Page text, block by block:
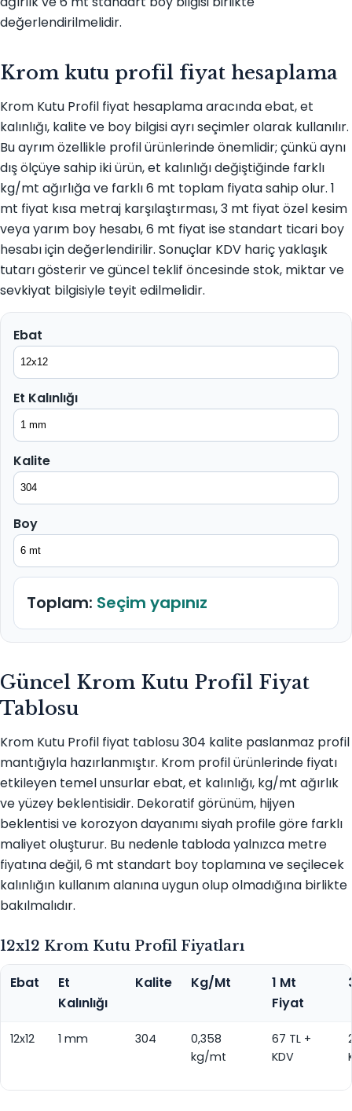
değerlendirilmelidir.
Krom kutu profil fiyat hesaplama
Krom Kutu Profil fiyat hesaplama aracında ebat, et
kalınlığı, kalite ve boy bilgisi ayrı seçimler olarak kullanılır.
Bu ayrım özellikle profil ürünlerinde önemlidir; çünkü aynı
dış ölçüye sahip iki ürün, et kalınlığı değiştiğinde farklı
kg/mt ağırlığa ve farklı 6 mt toplam fiyata sahip olur. 1
mt fiyat kısa metraj karşılaştırması, 3 mt fiyat özel kesim
veya yarım boy hesabı, 6 mt fiyat ise standart ticari boy
hesabı için değerlendirilir. Sonuçlar KDV hariç yaklaşık
tutarı gösterir ve güncel teklif öncesinde stok, miktar ve
sevkiyat bilgisiyle teyit edilmelidir.
Ebat
Et Kalınlığı
Kalite
Boy
Toplam: Seçim yapınız
Güncel Krom Kutu Profil Fiyat
Tablosu
Krom Kutu Profil fiyat tablosu 304 kalite paslanmaz profil
mantığıyla hazırlanmıştır. Krom profil ürünlerinde fiyatı
etkileyen temel unsurlar ebat, et kalınlığı, kg/mt ağırlık
ve yüzey beklentisidir. Dekoratif görünüm, hijyen
beklentisi ve korozyon dayanımı siyah profile göre farklı
maliyet oluşturur. Bu nedenle tabloda yalnızca metre
fiyatına değil, 6 mt standart boy toplamına ve seçilecek
kalınlığın kullanım alanına uygun olup olmadığına birlikte
bakılmalıdır.
12x12 Krom Kutu Profil Fiyatları
Ebat
Et
Kalınlığı
Kalite Kg/Mt
1 Mt
Fiyat
12x12 1 mm 304
0,358
kg/mt
67 TL +
KDV